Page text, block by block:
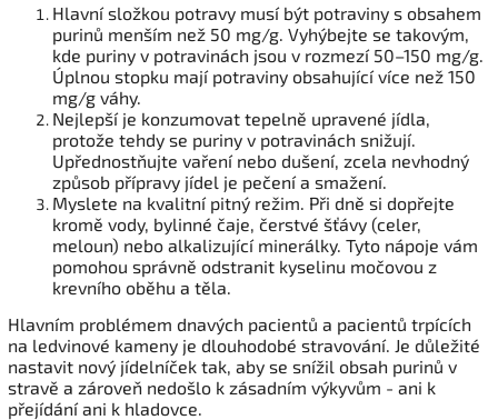
Hlavní složkou potravy musí být potraviny s obsahem
purinů menším než 50 mg/g. Vyhýbejte se takovým,
kde puriny v potravinách jsou v rozmezí 50–150 mg/g.
Úplnou stopku mají potraviny obsahující více než 150
mg/g váhy.
Nejlepší je konzumovat tepelně upravené jídla,
protože tehdy se puriny v potravinách snižují.
Upřednostňujte vaření nebo dušení, zcela nevhodný
způsob přípravy jídel je pečení a smažení.
Myslete na kvalitní pitný režim. Při dně si dopřejte
kromě vody, bylinné čaje, čerstvé šťávy (celer,
meloun) nebo alkalizující minerálky. Tyto nápoje vám
pomohou správně odstranit kyselinu močovou z
krevního oběhu a těla.
Hlavním problémem dnavých pacientů a pacientů trpících
na ledvinové kameny je dlouhodobé stravování. Je důležité
nastavit nový jídelníček tak, aby se snížil obsah purinů v
stravě a zároveň nedošlo k zásadním výkyvům - ani k
přejídání ani k hladovce.